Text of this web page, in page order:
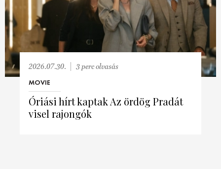
Óriási hírt kaptak Az ördög Pradát
visel rajongók
2026.07.30. 3 perc olvasás
MOVIE